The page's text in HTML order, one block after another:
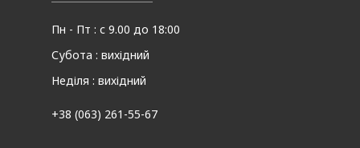
Пн - Пт : с 9.00 до 18:00
Субота : вихідний
Неділя : вихідний
+38 (063) 261-55-67